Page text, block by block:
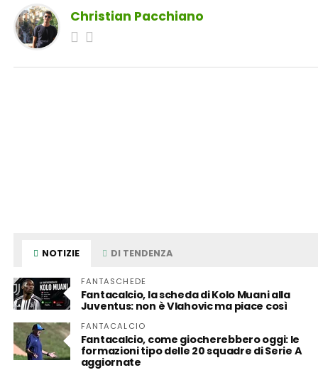
Christian Pacchiano
NOTIZIE DI TENDENZA
FANTASCHEDE
Fantacalcio, la scheda di Kolo Muani alla
Juventus: non è Vlahovic ma piace così
FANTACALCIO
Fantacalcio, come giocherebbero oggi: le
formazioni tipo delle 20 squadre di Serie A
aggiornate